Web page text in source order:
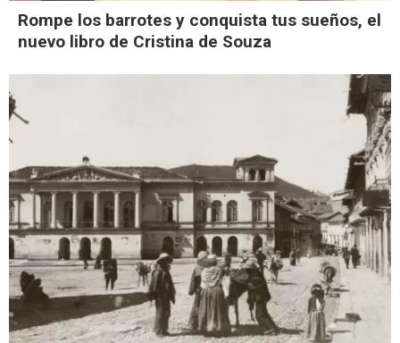
Rompe los barrotes y conquista tus sueños, el
nuevo libro de Cristina de Souza